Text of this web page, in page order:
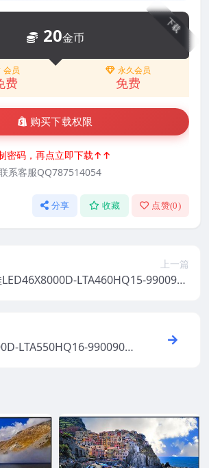
下载
20金币
会员
费
永久会员
免费
购买下载权限
密码，再点立即下载↑↑
系客服QQ787514054
分享 收藏 点赞(0)
上一篇
LTA460HQ15-9900909
LTA550HQ16-9900909